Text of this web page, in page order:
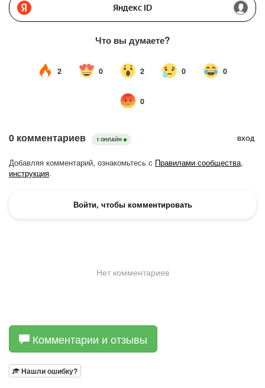
Комментарии и отзывы
Нашли ошибку?